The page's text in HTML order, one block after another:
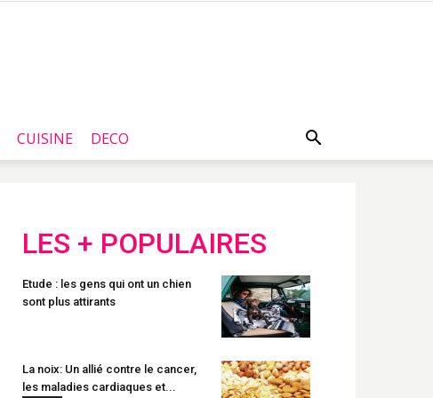
CUISINE DECO
LES + POPULAIRES
Etude : les gens qui ont un chien
sont plus attirants
La noix: Un allié contre le cancer,
les maladies cardiaques et...